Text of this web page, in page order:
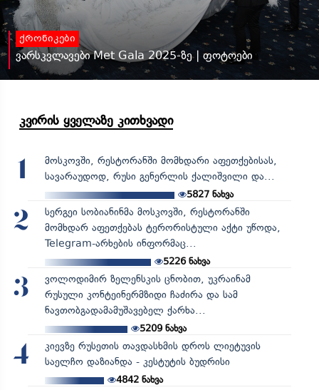
ქრონიკები
ვარსკვლავები Met Gala 2025-ზე | ფოტოები
კვირის ყველაზე კითხვადი
1
მოსკოვში, რესტორანში მომხდარი აფეთქებისას,
სავარაუდოდ, რუსი გენერლის ქალიშვილი და...
5827 ნახვა
2
სერგეი სობიანინმა მოსკოვში, რესტორანში
მომხდარ აფეთქებას ტერორისტული აქტი უწოდა,
Telegram-არხების ინფორმაც...
5226ნახვა
3
ვოლოდიმირ ზელენსკის ცნობით, უკრაინამ
რუსული კონტეინერმზიდი ჩაძირა და სამ
ნავთობგადამამუშავებელ ქარხა...
5209ნახვა
4
კიევზე რუსეთის თავდასხმის დროს ლიეტუვის
საელჩო დაზიანდა - კესტუტის ბუდრისი
4842ნახვა